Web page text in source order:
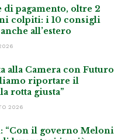
pagamento, oltre 2
colpiti: i 10 consigli
all’estero
alla Camera con Futuro
riportare il
rotta giusta”
2026
“Con il governo Meloni